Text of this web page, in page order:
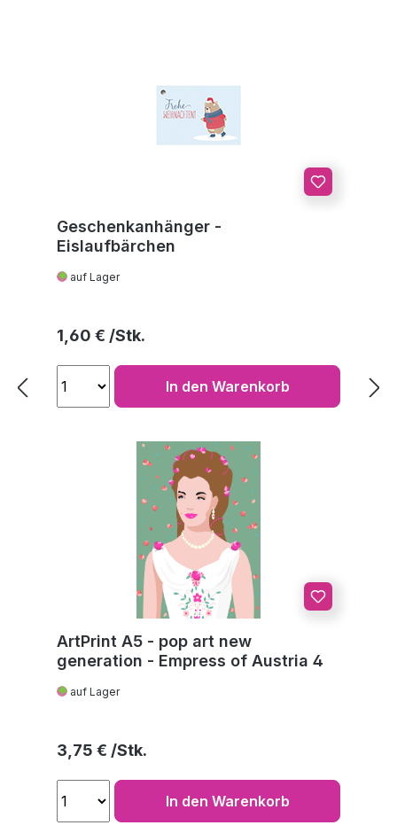
Geschenkanhänger -
Eislaufbärchen
auf Lager
Regulärer Preis:
1,60 €
In den Warenkorb
ArtPrint A5 - pop art new
generation - Empress of Austria 4
auf Lager
Regulärer Preis:
3,75 €
In den Warenkorb